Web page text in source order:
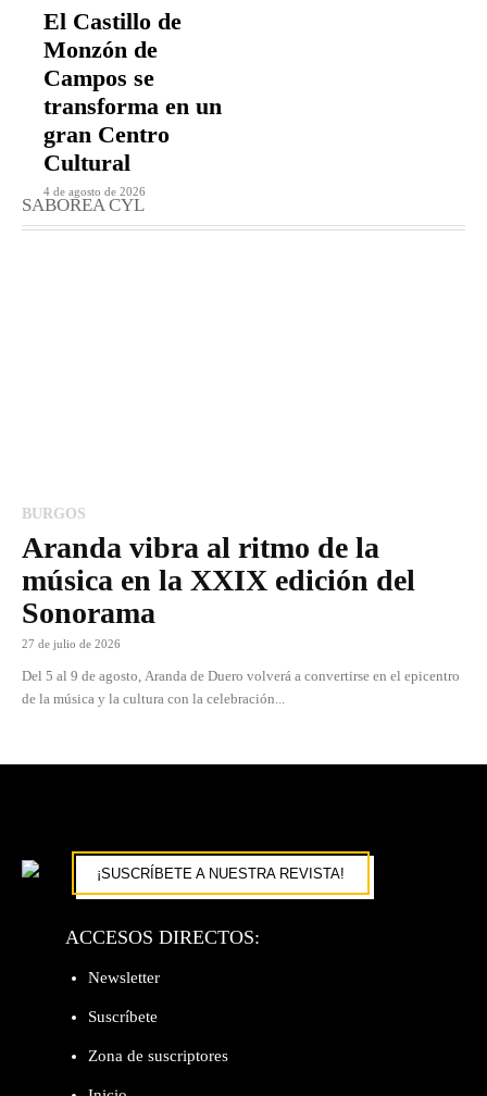
El Castillo de
Monzón de
Campos se
transforma en un
gran Centro
Cultural
4 de agosto de 2026
SABOREA CYL
BURGOS
Aranda vibra al ritmo de la
música en la XXIX edición del
Sonorama
27 de julio de 2026
Del 5 al 9 de agosto, Aranda de Duero volverá a convertirse en el epicentro
de la música y la cultura con la celebración...
¡SUSCRÍBETE A NUESTRA REVISTA!
ACCESOS DIRECTOS:
Newsletter
Suscríbete
Zona de suscriptores